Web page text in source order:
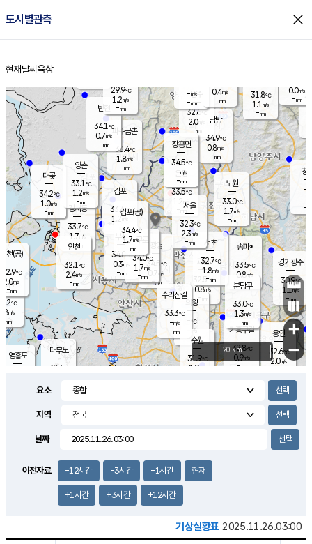
도시별관측 close
홈
현재날씨 육상
의도
℃
m/s
mm
영흥도
양주
32.6℃
2.0
-mm
과천
32.5℃
0.8m/s
- mm
용인
32.6℃
2.0m/s
경기광주
30.9℃
1.1m/s
-mm
2.0m/s
대부도
32.4
경서동
33.7℃
1.7 m/s
-mm
파주금촌
33.4℃
1.8m/s
-mm
31.8℃
1.1 m/s
-mm
대곶
34.2℃
1.0m/s
-mm
창
-
-m/
-
탄현
34.1℃
0.7m/s
-mm
0.0m/s
-mm
의왕
- ℃
m/s
mm
김포
33.4℃
1.2 m/s
mm
광명
34.5 ℃
0.7 m/s
-mm
부천
34.0℃
0.3m/s
-mm
양촌
33.1℃
1.2m/s
-mm
구로
34.0℃
1.7m/s
-mm
은평
33.5℃
1.2 m/s
- mm
노원
33.0℃
1.7m/s
-mm
송파*
33.5℃
0.8m/s
-mm
서초
32.7℃
1.8m/s
-mm
남방
34.9℃
0.8m/s
-mm
기흥구갈
32.8℃
0.9m/s
-
수리산길
33.3℃
-m/s
-mm
분당구
33.0℃
1.3m/s
-mm
장흥면
34.5℃
-m/s
-mm
-m/s
-mm
인천(공)
32.9℃
2.0m/s
-mm
김포(공)
34.4℃
1.7m/s
-mm
수원
31.9℃
1.9m/s
인천
32.1℃
2.4m/s
-mm
서울
32.3℃
2.3m/s
-mm
29.9℃
1.2m/s
-mm
0.4m/s
-mm
+
−
20 km
요소
지역
날짜
이전자료 -12시간 -3시간 -1시간 현재
+1시간 +3시간 +12시간
기상실황표 2025.11.26.03:00